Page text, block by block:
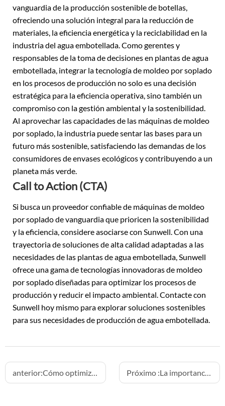
vanguardia de la producción sostenible de botellas,
ofreciendo una solución integral para la reducción de
materiales, la eficiencia energética y la reciclabilidad en la
industria del agua embotellada. Como gerentes y
responsables de la toma de decisiones en plantas de agua
embotellada, integrar la tecnología de moldeo por soplado
en los procesos de producción no solo es una decisión
estratégica para la eficiencia operativa, sino también un
compromiso con la gestión ambiental y la sostenibilidad.
Al aprovechar las capacidades de las máquinas de moldeo
por soplado, la industria puede sentar las bases para un
futuro más sostenible, satisfaciendo las demandas de los
consumidores de envases ecológicos y contribuyendo a un
planeta más verde.
Call to Action (CTA)
Si busca un proveedor confiable de máquinas de moldeo
por soplado de vanguardia que prioricen la sostenibilidad
y la eficiencia, considere asociarse con Sunwell. Con una
trayectoria de soluciones de alta calidad adaptadas a las
necesidades de las plantas de agua embotellada, Sunwell
ofrece una gama de tecnologías innovadoras de moldeo
por soplado diseñadas para optimizar los procesos de
producción y reducir el impacto ambiental. Contacte con
Sunwell hoy mismo para explorar soluciones sostenibles
para sus necesidades de producción de agua embotellada.
anterior:Cómo optimizar el etiquetado para tamaños de botellas múltiples Próximo :La importancia de la correcta instalación y nivelación de maquinaria pesada